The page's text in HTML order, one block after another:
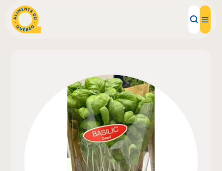
Aliments d'ici
Recettes
Inspirations d'ici
Restaurants